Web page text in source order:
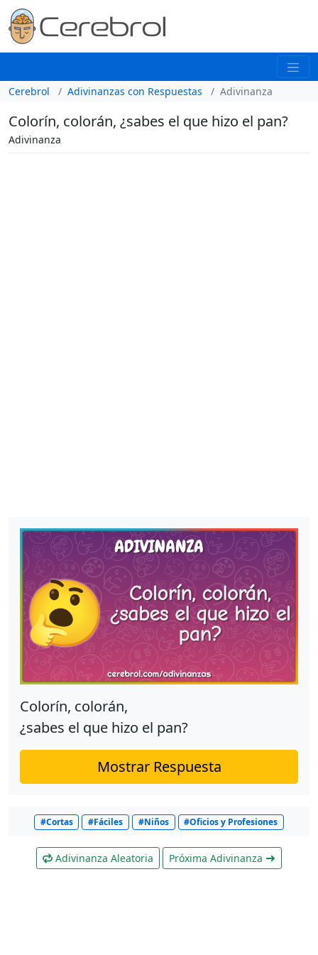
Cerebrol Adivinanzas con Respuestas Adivinanza
Colorín, colorán, ¿sabes el que hizo el pan?
Adivinanza
Colorín, colorán,
¿sabes el que hizo el pan?
Mostrar Respuesta
#Cortas #Fáciles #Niños #Oficios y Profesiones
Adivinanza Aleatoria Próxima Adivinanza